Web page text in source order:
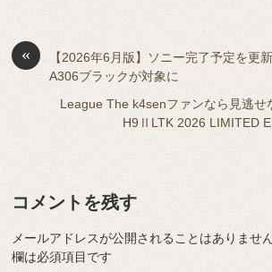
o
o
k
s
y
n
g
er
«
【2026年6月版】ソニー完了予定を更
A306ブラックが対象に
League The k4senファンなら見逃せ
H9ⅡLTK 2026 LIMITED
コメントを残す
メールアドレスが公開されることはありません
欄は必須項目です